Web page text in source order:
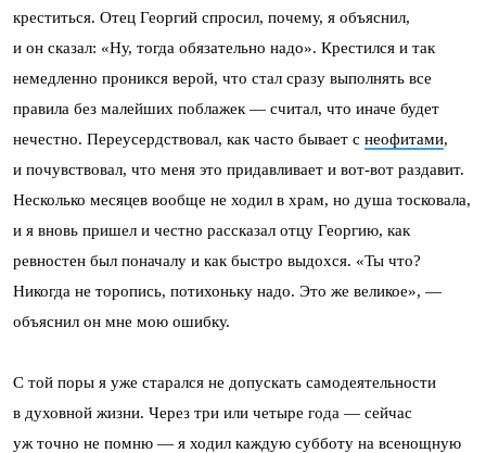
креститься. Отец Георгий спросил, почему, я объяснил,
и он сказал: «Ну, тогда обязательно надо». Крестился и так
немедленно проникся верой, что стал сразу выполнять все
правила без малейших поблажек — считал, что иначе будет
нечестно. Переусердствовал, как часто бывает с неофитами,
и почувствовал, что меня это придавливает и вот-вот раздавит.
Несколько месяцев вообще не ходил в храм, но душа тосковала,
и я вновь пришел и честно рассказал отцу Георгию, как
ревностен был поначалу и как быстро выдохся. «Ты что?
Никогда не торопись, потихоньку надо. Это же великое», —
объяснил он мне мою ошибку.
С той поры я уже старался не допускать самодеятельности
в духовной жизни. Через три или четыре года — сейчас
уж точно не помню — я ходил каждую субботу на всенощную